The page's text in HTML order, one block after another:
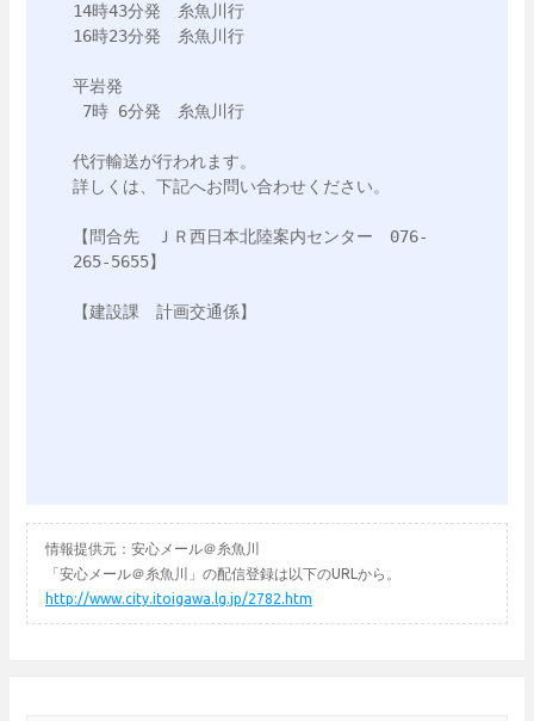
14時43分発　糸魚川行
16時23分発　糸魚川行
平岩発
代行輸送が行われます。
詳しくは、下記へお問い合わせください。
【問合先　ＪＲ西日本北陸案内センター　076-
265-5655】
【建設課　計画交通係】
情報提供元：安心メール＠糸魚川
「安心メール＠糸魚川」の配信登録は以下のURLから。
http://www.city.itoigawa.lg.jp/2782.htm